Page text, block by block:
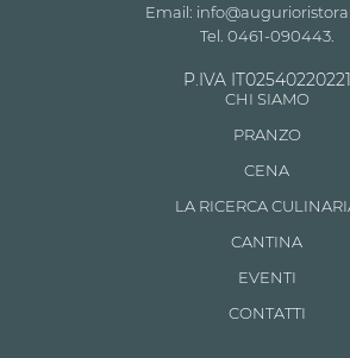
Email:
Tel. 0461-090443.
P.IVA IT02540220221
CHI SIAMO
PRANZO
CENA
LA RICERCA
CANTINA
EVENTI
CONTATTI